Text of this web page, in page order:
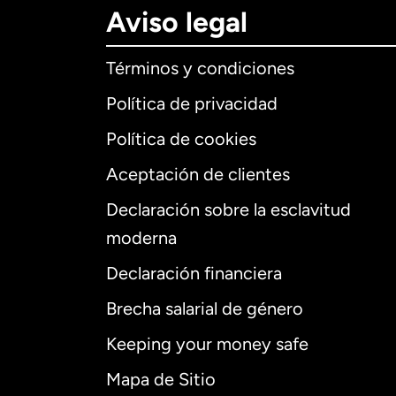
Aviso legal
Términos y condiciones
Política de privacidad
Política de cookies
Aceptación de clientes
Declaración sobre la esclavitud
moderna
Declaración financiera
Brecha salarial de género
Keeping your money safe
Mapa de Sitio
Internacional
Alemania